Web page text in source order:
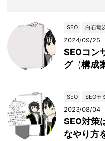
SEO 白石竜
2024/09/25
SEOコン
グ（構成
SEO SEOセ
2023/08/04
SEO対策
なやり方